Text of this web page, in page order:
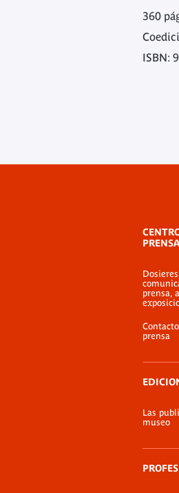
360
ISBN:
de
pie
página
prensa,
prensa
Las
museo